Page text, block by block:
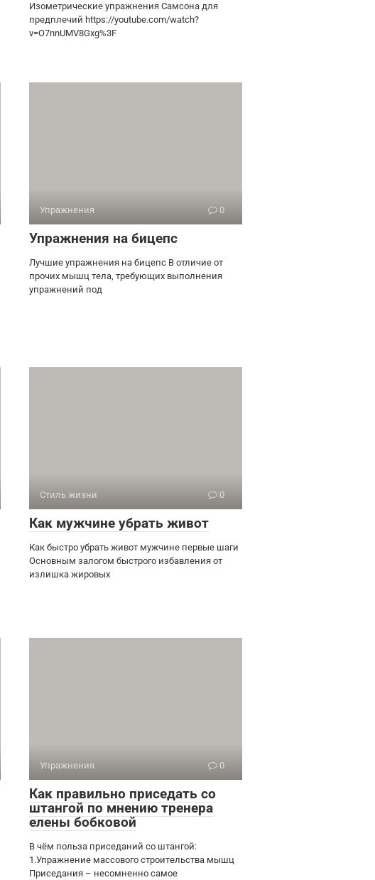
Изометрические упражнения Самсона для
предплечий https://youtube.com/watch?
v=O7nnUMV8Gxg%3F
Упражнения 0
Упражнения на бицепс
Лучшие упражнения на бицепс В отличие от
прочих мышц тела, требующих выполнения
упражнений под
Стиль жизни 0
Как мужчине убрать живот
Как быстро убрать живот мужчине первые шаги
Основным залогом быстрого избавления от
излишка жировых
Упражнения 0
Как правильно приседать со
штангой по мнению тренера
елены бобковой
В чём польза приседаний со штангой:
1.Упражнение массового строительства мышц
Приседания – несомненно самое